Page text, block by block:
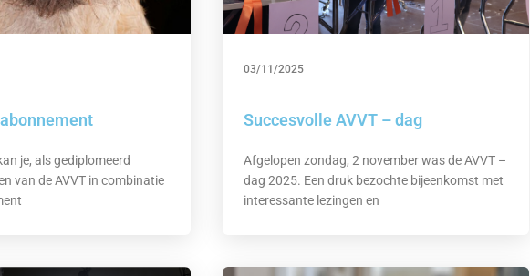
je, als gediplomeerd
van de AVVT in combinatie
03/11/2025
Succesvolle AVVT – dag
Afgelopen zondag, 2 november was de AVVT –
dag 2025. Een druk bezochte bijeenkomst met
interessante lezingen en